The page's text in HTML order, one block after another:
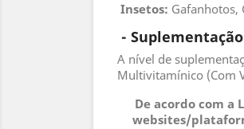
Insetos: Gafanhotos,
- Suplementação
A nível de
Multivitamínico (Com
De acordo com a
websites/